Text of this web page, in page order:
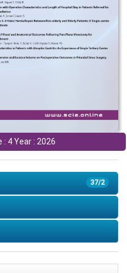
: 4 Year : 2026
37/2